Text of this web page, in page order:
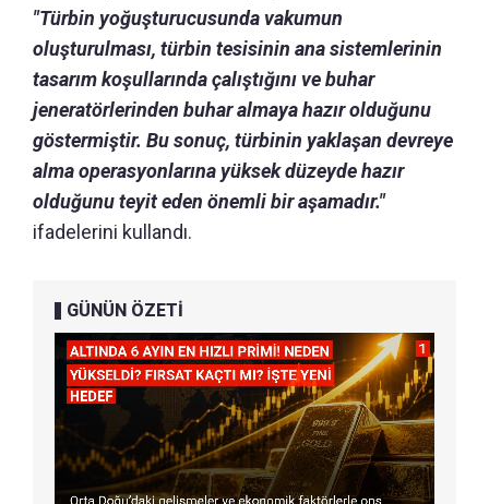
"Türbin yoğuşturucusunda vakumun
oluşturulması, türbin tesisinin ana sistemlerinin
tasarım koşullarında çalıştığını ve buhar
jeneratörlerinden buhar almaya hazır olduğunu
göstermiştir. Bu sonuç, türbinin yaklaşan devreye
alma operasyonlarına yüksek düzeyde hazır
olduğunu teyit eden önemli bir aşamadır."
ifadelerini kullandı.
GÜNÜN ÖZETİ